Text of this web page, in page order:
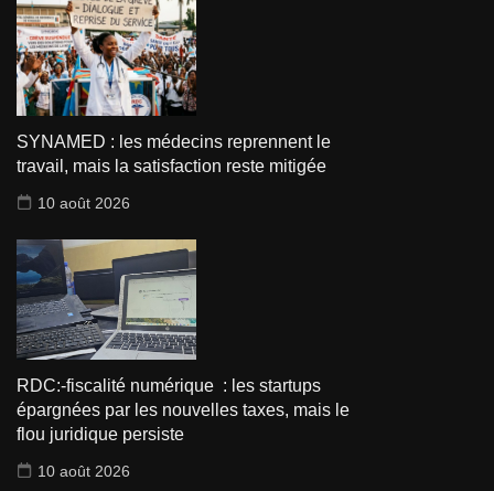
SYNAMED : les médecins reprennent le
travail, mais la satisfaction reste mitigée
10 août 2026
RDC:-fiscalité numérique : les startups
épargnées par les nouvelles taxes, mais le
flou juridique persiste
10 août 2026